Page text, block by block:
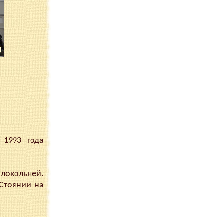
года
на